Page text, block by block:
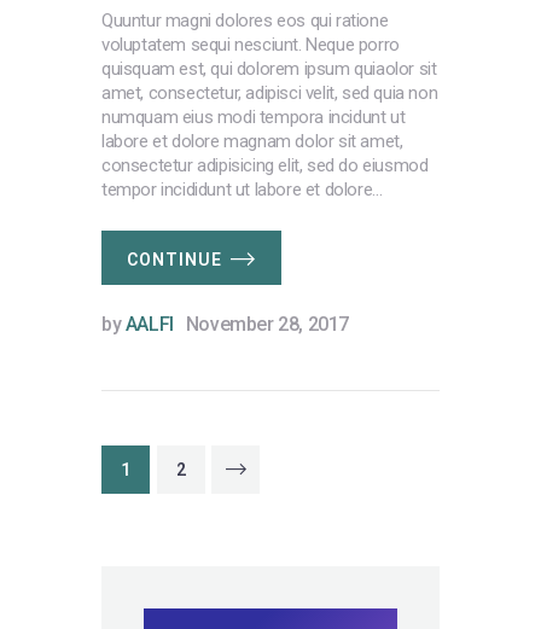
Quuntur magni dolores eos qui ratione
voluptatem sequi nesciunt. Neque porro
quisquam est, qui dolorem ipsum quiaolor sit
amet, consectetur, adipisci velit, sed quia non
numquam eius modi tempora incidunt ut
labore et dolore magnam dolor sit amet,
consectetur adipisicing elit, sed do eiusmod
tempor incididunt ut labore et dolore…
CONTINUE
byAALFI November 28, 2017
Posts navigation
PAGE
1 PAGE
2